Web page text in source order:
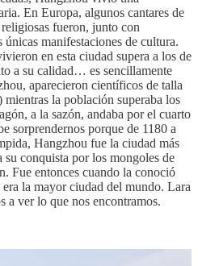
En Europa, algunos cantares de
fueron, junto con
únicas manifestaciones de cultura.
en esta ciudad supera a los de
a su calidad… es sencillamente
aparecieron científicos de talla
la población superaba los
a la sazón, andaba por el cuarto
sorprendernos porque de 1180 a
Hangzhou fue la ciudad más
conquista por los mongoles de
Fue entonces cuando la conoció
la mayor ciudad del mundo. Lara
a ver lo que nos encontramos.